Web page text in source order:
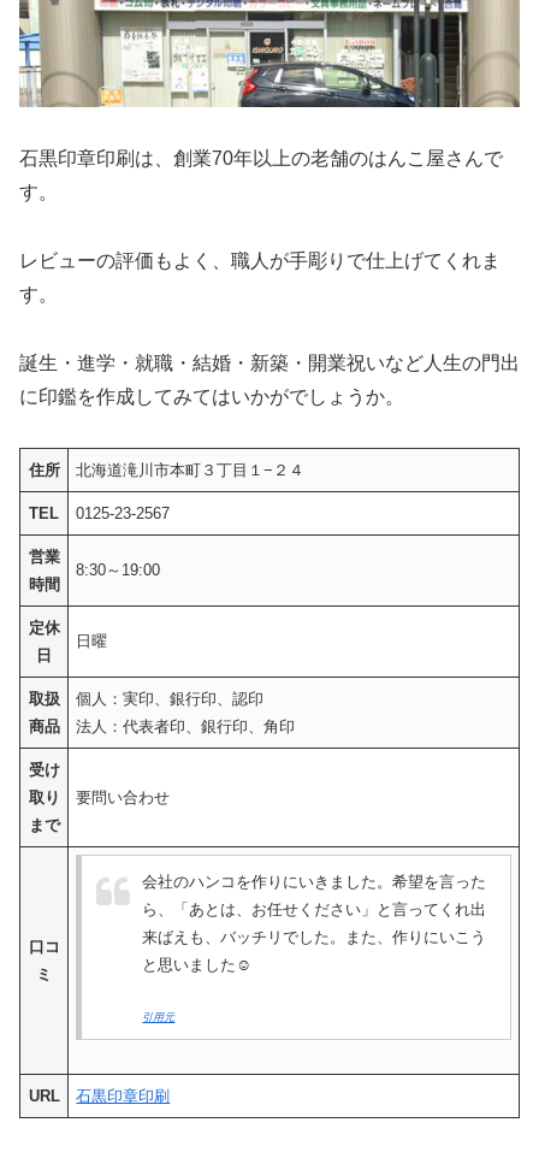
石黒印章印刷は、創業70年以上の老舗のはんこ屋さんで
す。
レビューの評価もよく、職人が手彫りで仕上げてくれま
す。
誕生・進学・就職・結婚・新築・開業祝いなど人生の門出
に印鑑を作成してみてはいかがでしょうか。
住所 北海道滝川市本町３丁目１−２４
TEL 0125-23-2567
営業
時間
8:30～19:00
定休
日
日曜
取扱
商品
個人：実印、銀行印、認印
法人：代表者印、銀行印、角印
受け
取り
まで
要問い合わせ
口コ
ミ
会社のハンコを作りにいきました。希望を言った
ら、「あとは、お任せください」と言ってくれ出
来ばえも、バッチリでした。また、作りにいこう
と思いました☺️
引用元
URL 石黒印章印刷